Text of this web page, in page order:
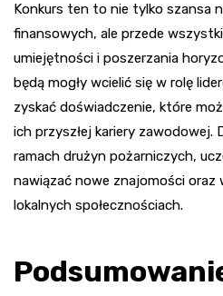
Konkurs ten to nie tylko szansa
finansowych, ale przede
umiejętności i poszerzania
będą mogły wcielić się w rolę
zyskać doświadczenie, które
ich przyszłej kariery zawodowej.
ramach drużyn pożarniczych,
nawiązać nowe znajomości
lokalnych społecznościach.